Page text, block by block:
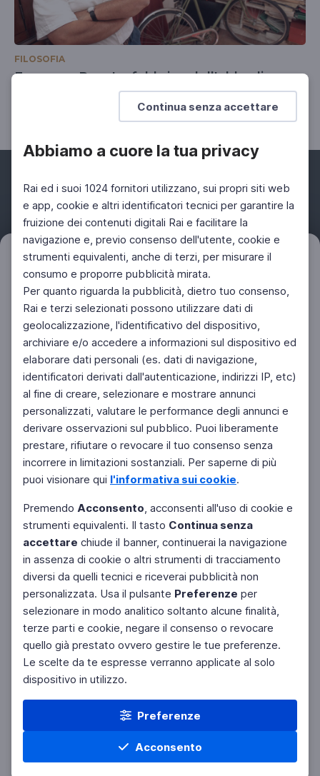
Continua senza accettare
Abbiamo a cuore la tua privacy
Rai ed i suoi 1024 fornitori utilizzano, sui propri siti web
e app, cookie e altri identificatori tecnici per garantire la
fruizione dei contenuti digitali Rai e facilitare la
navigazione e, previo consenso dell'utente, cookie e
strumenti equivalenti, anche di terzi, per misurare il
consumo e proporre pubblicità mirata.
Per quanto riguarda la pubblicità, dietro tuo consenso,
Rai e terzi selezionati possono utilizzare dati di
geolocalizzazione, l'identificativo del dispositivo,
archiviare e/o accedere a informazioni sul dispositivo ed
elaborare dati personali (es. dati di navigazione,
identificatori derivati dall'autenticazione, indirizzi IP, etc)
al fine di creare, selezionare e mostrare annunci
personalizzati, valutare le performance degli annunci e
derivare osservazioni sul pubblico. Puoi liberamente
prestare, rifiutare o revocare il tuo consenso senza
incorrere in limitazioni sostanziali. Per saperne di più
puoi visionare qui l'informativa sui cookie.
Premendo Acconsento, acconsenti all'uso di cookie e
strumenti equivalenti. Il tasto Continua senza
accettare chiude il banner, continuerai la navigazione
in assenza di cookie o altri strumenti di tracciamento
diversi da quelli tecnici e riceverai pubblicità non
personalizzata. Usa il pulsante Preferenze per
selezionare in modo analitico soltanto alcune finalità,
terze parti e cookie, negare il consenso o revocare
quello già prestato ovvero gestire le tue preferenze.
Le scelte da te espresse verranno applicate al solo
dispositivo in utilizzo.
Preferenze
Acconsento
FILOSOFIA
Ermanno Rea. La fabbrica dell'obbedienza
Il lato oscuro e complice degli italiani
Filtri
Facebook Instagram Twitter